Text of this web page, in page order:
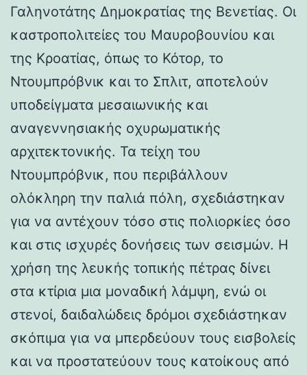
Γαληνοτάτης Δημοκρατίας της Βενετίας. Οι
καστροπολιτείες του Μαυροβουνίου και
της Κροατίας, όπως το Κότορ, το
Ντουμπρόβνικ και το Σπλιτ, αποτελούν
υποδείγματα μεσαιωνικής και
αναγεννησιακής οχυρωματικής
αρχιτεκτονικής. Τα τείχη του
Ντουμπρόβνικ, που περιβάλλουν
ολόκληρη την παλιά πόλη, σχεδιάστηκαν
για να αντέχουν τόσο στις πολιορκίες όσο
και στις ισχυρές δονήσεις των σεισμών. Η
χρήση της λευκής τοπικής πέτρας δίνει
στα κτίρια μια μοναδική λάμψη, ενώ οι
στενοί, δαιδαλώδεις δρόμοι σχεδιάστηκαν
σκόπιμα για να μπερδεύουν τους εισβολείς
και να προστατεύουν τους κατοίκους από